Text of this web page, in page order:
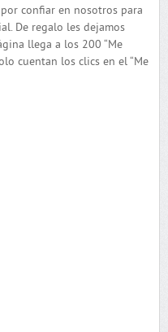
confiar en nosotros para
De regalo les dejamos
llega a los 200 “Me
cuentan los clics en el “Me